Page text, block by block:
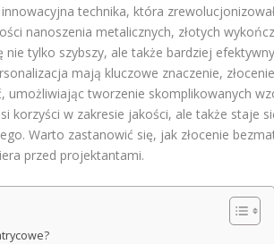
technika, która
nanoszenia metalicznych, złotych
tylko szybszy, ale także bardziej
mają kluczowe znaczenie,
umożliwiając tworzenie skomplikowanych
korzyści w zakresie jakości, ale także staje
Warto zastanowić się, jak złocenie
przed projektantami.